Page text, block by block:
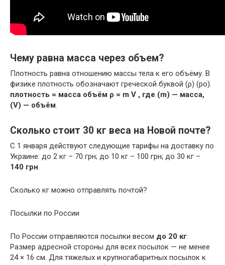
Чему равна масса через объем?
Плотность равна отношению массы тела к его объёму. В
физике плотность обозначают греческой буквой (ρ) (ро).
плотность = масса объём ρ = m V , где (m) — масса,
(V) — объём.
Сколько стоит 30 кг веса на Новой почте?
С 1 января действуют следующие тарифы на доставку по
Украине: до 2 кг – 70 грн; до 10 кг – 100 грн; до 30 кг –
140 грн.
Сколько кг можно отправлять почтой?
Посылки по России
По России отправляются посылки весом до 20 кг.
Размер адресной стороны для всех посылок — не менее
24 × 16 см. Для тяжелых и крупногабаритных посылок к